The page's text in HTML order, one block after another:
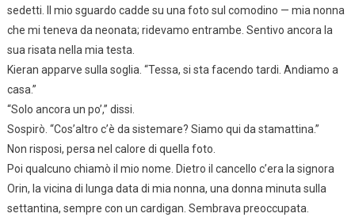
sedetti. Il mio sguardo cadde su una foto sul comodino — mia nonna
che mi teneva da neonata; ridevamo entrambe. Sentivo ancora la
sua risata nella mia testa.
Kieran apparve sulla soglia. “Tessa, si sta facendo tardi. Andiamo a
casa.”
“Solo ancora un po’,” dissi.
Sospirò. “Cos’altro c’è da sistemare? Siamo qui da stamattina.”
Non risposi, persa nel calore di quella foto.
Poi qualcuno chiamò il mio nome. Dietro il cancello c’era la signora
Orin, la vicina di lunga data di mia nonna, una donna minuta sulla
settantina, sempre con un cardigan. Sembrava preoccupata.